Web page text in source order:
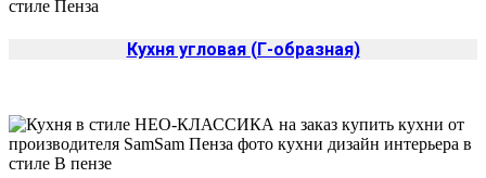
Кухня угловая (Г-образная)